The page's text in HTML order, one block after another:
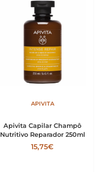
APIVITA
Apivita Capilar Champô
Nutritivo Reparador 250ml
15,75€